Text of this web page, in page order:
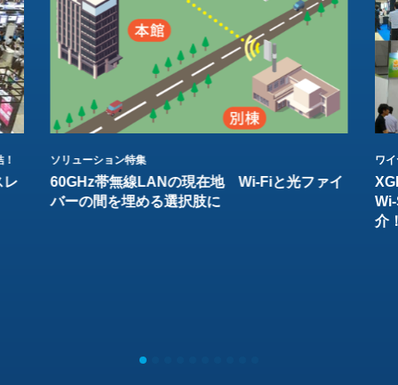
レ
ソリューション特集
60GHz帯無線LANの現在地 Wi-Fiと光ファイ
バーの間を埋める選択肢に
ワ
介